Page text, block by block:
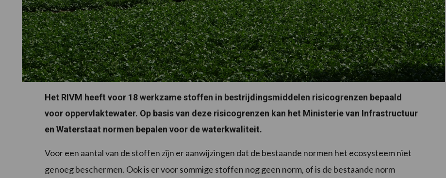
Het RIVM heeft voor 18 werkzame stoffen in bestrijdingsmiddelen risicogrenzen bepaald
voor oppervlaktewater. Op basis van deze risicogrenzen kan het Ministerie van Infrastructuur
en Waterstaat normen bepalen voor de waterkwaliteit.
Voor een aantal van de stoffen zijn er aanwijzingen dat de bestaande normen het ecosysteem niet
genoeg beschermen. Ook is er voor sommige stoffen nog geen norm, of is de bestaande norm